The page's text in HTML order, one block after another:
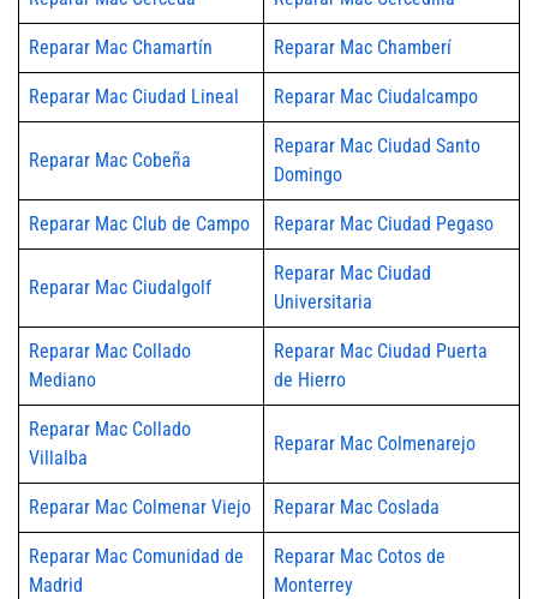
Reparar Mac Chamartín Reparar Mac Chamberí
Reparar Mac Ciudad Lineal Reparar Mac Ciudalcampo
Reparar Mac Cobeña
Reparar Mac Ciudad Santo
Domingo
Reparar Mac Club de Campo Reparar Mac Ciudad Pegaso
Reparar Mac Ciudalgolf
Reparar Mac Ciudad
Universitaria
Reparar Mac Collado
Mediano
Reparar Mac Ciudad Puerta
de Hierro
Reparar Mac Collado
Villalba
Reparar Mac Colmenarejo
Reparar Mac Colmenar Viejo Reparar Mac Coslada
Reparar Mac Comunidad de
Madrid
Reparar Mac Cotos de
Monterrey